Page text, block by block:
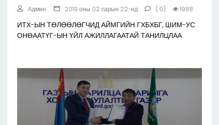
Админ: 2019 оны 02 сарын 22-нд ( 0) 1988
ИТХ-ЫН ТӨЛӨӨЛӨГЧИД АЙМГИЙН ГХБХБГ, ШИМ-УС
ОНӨААТҮГ-ЫН ҮЙЛ АЖИЛЛАГААТАЙ ТАНИЛЦЛАА